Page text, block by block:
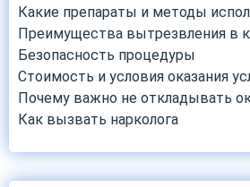
Какие препараты и методы
Преимущества вытрезвления в
Безопасность процедуры
Стоимость и условия оказания
Почему важно не откладывать
Как вызвать нарколога